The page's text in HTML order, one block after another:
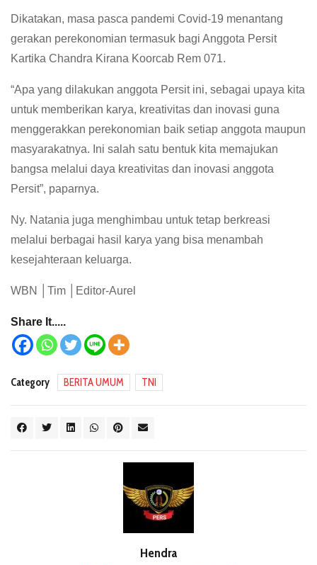
Dikatakan, masa pasca pandemi Covid-19 menantang
gerakan perekonomian termasuk bagi Anggota Persit
Kartika Chandra Kirana Koorcab Rem 071.
“Apa yang dilakukan anggota Persit ini, sebagai upaya kita
untuk memberikan karya, kreativitas dan inovasi guna
menggerakkan perekonomian baik setiap anggota maupun
masyarakatnya. Ini salah satu bentuk kita memajukan
bangsa melalui daya kreativitas dan inovasi anggota
Persit”, paparnya.
Ny. Natania juga menghimbau untuk tetap berkreasi
melalui berbagai hasil karya yang bisa menambah
kesejahteraan keluarga.
WBN │Tim │Editor-Aurel
Share It.....
Category BERITA UMUM TNI
Hendra